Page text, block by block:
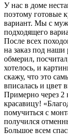
У нас в доме
поэтому готовые
вариант. Мы с
подходящего
После всех
на заказ под
обмерил,
хотелось, и
скажу, что это
вписалась и цвет
Примерно через
красавицу!
помучиться с
получился
Большое всем